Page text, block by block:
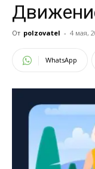
От polzovatel - 4 мая,
WhatsApp